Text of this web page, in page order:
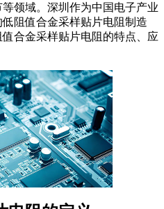
领域。深圳作为中国电子产业
阻值合金采样贴片电阻制造
合金采样贴片电阻的特点、应